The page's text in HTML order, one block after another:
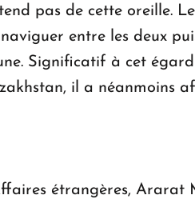
pas de cette oreille.
entre les deux
Significatif à cet
il a néanmoins
étrangères, Ararat